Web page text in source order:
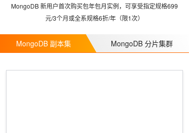
MongoDB 新用户首次购买包年包月实例，可享受指定规格699
元/3个月或全系规格6折/年（限1次）
MongoDB 副本集 MongoDB 分片集群